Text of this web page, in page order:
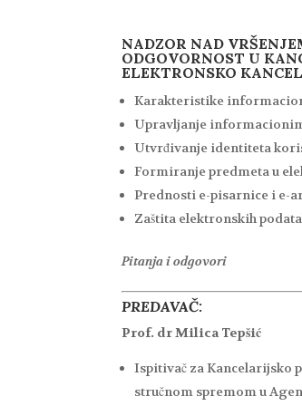
NADZOR NAD
ODGOVORNOST U
ELEKTRONSKO
Karakteristike
Upravljanje
Utvrđivanje identiteta
Formiranje predmeta u
Prednosti e-pisarnice i e-
Zaštita elektronskih
Pitanja i odgovori
PREDAVAČ:
Prof. dr Milica Tepšić
Ispitivač za Kancelarijsko
stručnom spremom u